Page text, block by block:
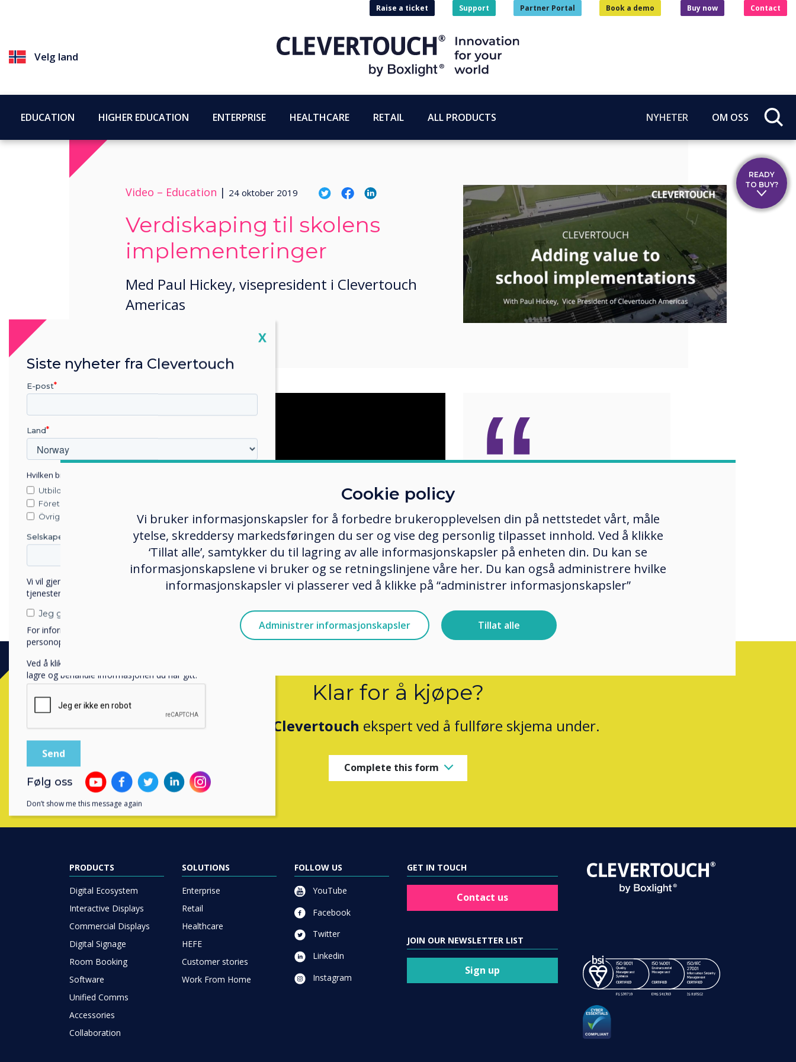
Velg land
Raise a ticket Support Partner Portal Book a demo Buy now Contact
EDUCATION HIGHER EDUCATION ENTERPRISE HEALTHCARE RETAIL ALL PRODUCTS NYHETER OM OSS
Video – Education | 24 oktober 2019
Verdiskaping til skolens
implementeringer
Med Paul Hickey, visepresident i Clevertouch
Americas
“
garantiene i bransjen
Klar for å kjøpe?
Kontakt en Clevertouch ekspert ved å fullføre skjema under.
Complete this form
PRODUCTS
Digital Ecosystem
Interactive Displays
Commercial Displays
Digital Signage
Room Booking
Software
Unified Comms
Accessories
Collaboration
SOLUTIONS
Enterprise
Retail
Healthcare
HEFE
Customer stories
Work From Home
FOLLOW US
YouTube
Facebook
Twitter
Linkedin
Instagram
GET IN TOUCH
Contact us
JOIN OUR NEWSLETTER LIST
Sign up
READY
TO BUY?
Cookie policy
Vi bruker informasjonskapsler for å forbedre brukeropplevelsen din på nettstedet vårt, måle
ytelse, skreddersy markedsføringen du ser og vise deg personlig tilpasset innhold. Ved å klikke
‘Tillat alle’, samtykker du til lagring av alle informasjonskapsler på enheten din. Du kan se
informasjonskapslene vi bruker og se retningslinjene våre her. Du kan også administrere hvilke
informasjonskapsler vi plasserer ved å klikke på “administrer informasjonskapsler”
Administrer informasjonskapsler Tillat alle
Close
X
Siste nyheter fra Clevertouch
E-post
Land
Hvilken bransje jobber du i?
Utbildning
Företag
Övriga
Selskapets navn
Vi vil gjerne kontakte deg angående våre produkter og
tjenester via e-post, telefon eller post.
Jeg godtar å motta kommunikasjon fra Clevertouch.
For informasjon om hvordan vi samler inn og bruker
personopplysningene dine, se vår
Ved å klikke på send gir du samtykke til Clevertouch til å
lagre og behandle informasjonen du har gitt.
Følg oss
Don’t show me this message again